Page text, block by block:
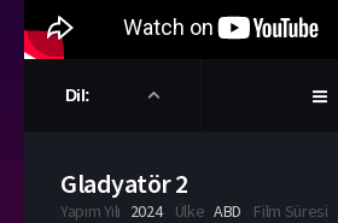
Dil:
Gladyatör 2
Yapım Yılı 2024 Ülke ABD Film Süresi